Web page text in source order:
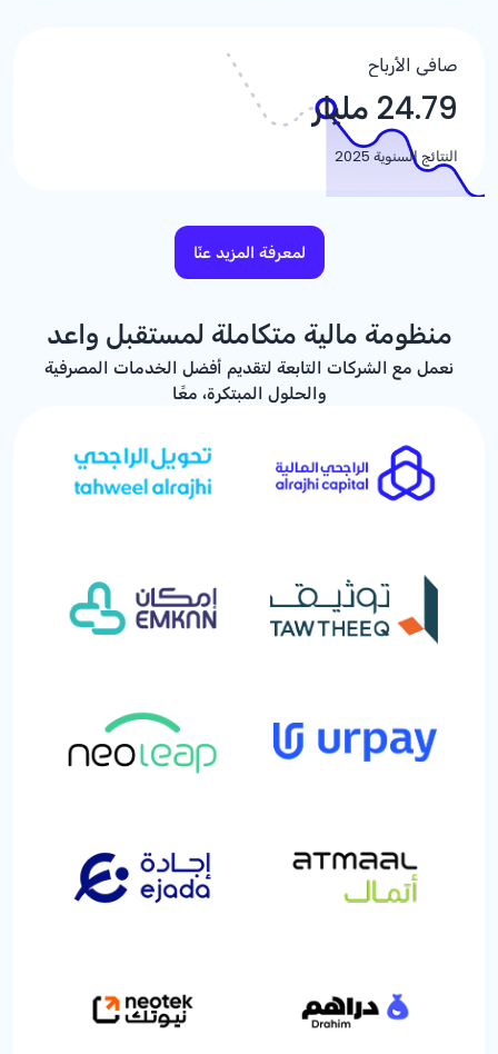
صافي الأرباح
24.79 مليار
النتائج السنوية 2025
لمعرفة المزيد عنّا
منظومة مالية متكاملة لمستقبل واعد
نعمل مع الشركات التابعة لتقديم أفضل الخدمات المصرفية
والحلول المبتكرة، معًا